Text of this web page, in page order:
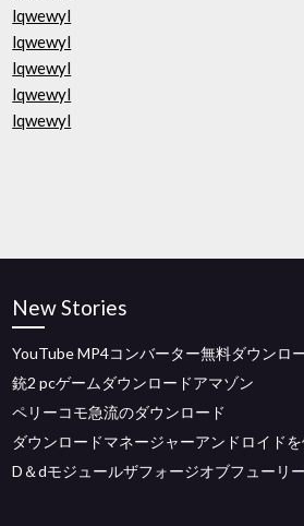
lqwewyl
lqwewyl
lqwewyl
lqwewyl
lqwewyl
New Stories
YouTube MP4コンバーター無料ダウンロ
銃2 pcゲームダウンロードアマゾン
ペリーコモ急流のダウンロード
ダウンロードマネージャーアンドロイド
D＆dモジュールザフォージオブフューリ